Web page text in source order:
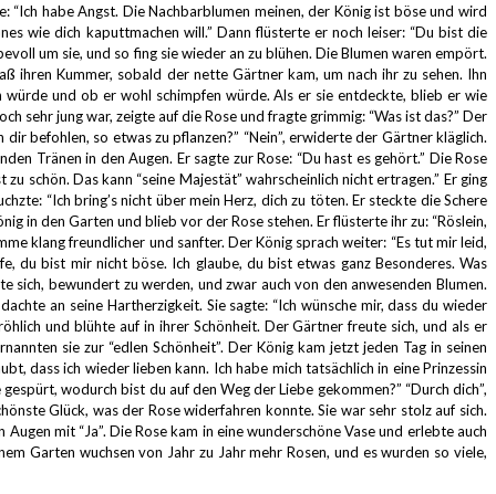
“Ich habe Angst. Die Nachbarblumen meinen, der König ist böse und wird
wie dich kaputtmachen will.” Dann flüsterte er noch leiser: “Du bist die
um sie, und so fing sie wieder an zu blühen. Die Blumen waren empört.
ihren Kummer, sobald der nette Gärtner kam, um nach ihr zu sehen. Ihn
würde und ob er wohl schimpfen würde.Als er sie entdeckte, blieb er wie
sehr jung war, zeigte auf die Rose und fragte grimmig: “Was ist das?”Der
dir befohlen, so etwas zu pflanzen?” “Nein”, erwiderte der Gärtner kläglich.
Tränen in den Augen. Er sagte zur Rose: “Du hast es gehört.” Die Rose
zu schön. Das kann “seine Majestät” wahrscheinlich nicht ertragen.” Er ging
“Ich bring’s nicht über mein Herz, dich zu töten. Er steckte die Schere
in den Garten und blieb vor der Rose stehen. Er flüsterte ihr zu: “Röslein,
klang freundlicher und sanfter. Der König sprach weiter: “Es tut mir leid,
du bist mir nicht böse. Ich glaube, du bist etwas ganz Besonderes.Was
sich, bewundert zu werden, und zwar auch von den anwesenden Blumen.
an seine Hartherzigkeit. Sie sagte: “Ich wünsche mir, dass du wieder
und blühte auf in ihrer Schönheit. Der Gärtner freute sich, und als er
sie zur “edlen Schönheit”. Der König kam jetzt jeden Tag in seinen
dass ich wieder lieben kann. Ich habe mich tatsächlich in eine Prinzessin
wodurch bist du auf den Weg der Liebe gekommen?” “Durch dich”,
Glück, was der Rose widerfahren konnte. Sie war sehr stolz auf sich.
mit “Ja”. Die Rose kam in eine wunderschöne Vase und erlebte auch
Garten wuchsen von Jahr zu Jahr mehr Rosen, und es wurden so viele,